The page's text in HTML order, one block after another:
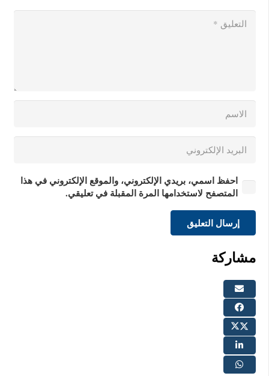
احفظ اسمي، بريدي الإلكتروني، والموقع الإلكتروني في هذا
المتصفح لاستخدامها المرة المقبلة في تعليقي.
إرسال التعليق
مشاركة